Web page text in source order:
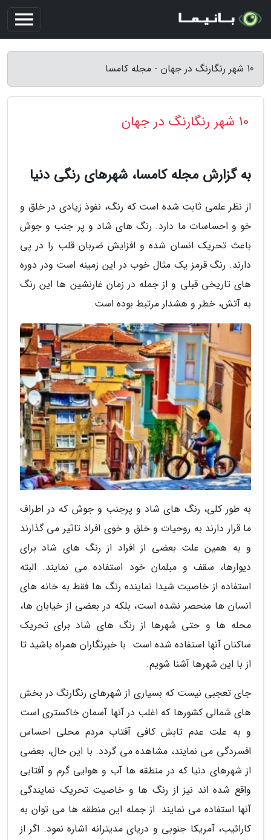
10 شهر رنگارنگ در جهان - مجله کامسا
10 شهر رنگارنگ در جهان
به گزارش مجله کامسا، شهرهای رنگی دنیا
از نظر علمی ثابت شده است که رنگ، نفوذ زیادی در خلق و
خو و احساسات ما دارد. رنگ های شاد و پر جنب و جوش
باعث تحریک انسان شده و افزایش ضربان قلب را در پی
دارند. رنگ قرمز یک مثال خوب در این زمینه است ودر دوره
های تاریخی قبلی و از جمله در زمان غارنشین ها این رنگ
به آتش، خطر و هشدار مرتبط بوده است.
به طور کلی، رنگ های شاد و پرجنب و جوش که در اطراف
ما قرار دارند به روحیات و خلق و خوی افراد تاثیر می گذارند
و به همین علت بعضی از افراد از رنگ های شاد برای
دیوارها، سقف و مبلمان خود استفاده می نمایند. البته
استفاده از خاصیت شیدا نماینده رنگ ها فقط به خانه های
انسان ها منحصر نشده است، بلکه در بعضی از خیابان ها،
محله ها و حتی شهرها از رنگ های شاد برای تحریک
ساکنان آنها استفاده شده است. با خبرنگاران همراه باشید تا
از با این شهرها آشنا شویم.
جای تعجبی نیست که بسیاری از شهرهای رنگارنگ در بخش
های شمالی کشورها که اغلب در آنها آسمان خاکستری است
و به علت عدم تابش کافی آفتاب مردم محلی احساس
افسردگی می نمایند، مشاهده می گردد. با این حال، بعضی
از شهرهای دنیا که در منطقه ها آب و هوایی گرم و آفتابی
واقع شده اند نیز از رنگ ها و خاصیت تحریک نمایندگی
آنها استفاده می نمایند. از جمله این منطقه ها می توان به
کارائیب، آمریکا جنوبی و دریای مدیترانه اشاره نمود. اگر از